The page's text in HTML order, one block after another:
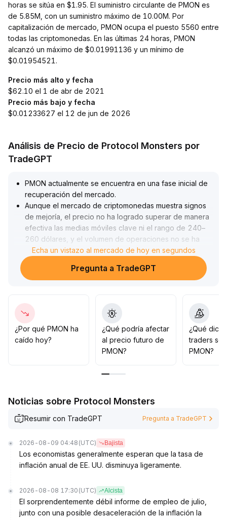
horas se sitúa en $1.95. El suministro circulante de PMON es
de 5.85M, con un suministro máximo de 10.00M. Por
capitalización de mercado, PMON ocupa el puesto 5560 entre
todas las criptomonedas. En las últimas 24 horas, PMON
alcanzó un máximo de $0.01991136 y un mínimo de
$0.01954521.
Precio más alto y fecha
$62.10 el 1 de abr de 2021
Precio más bajo y fecha
$0.01233627 el 12 de jun de 2026
Análisis de Precio de Protocol Monsters por
TradeGPT
PMON actualmente se encuentra en una fase inicial de
recuperación del mercado.
Aunque el mercado de criptomonedas muestra signos
de mejoría, el precio no ha logrado superar de manera
efectiva las medias móviles clave ni el rango de 240–
260 dólares, y el volumen de operaciones no se ha
incrementado.
El riesgo de perseguir precios altos en el corto plazo
es considerable .
en contratos centrales, con poca profundidad de
negociación a corto plazo y precios susceptibles a
grandes órdenes
Sin embargo, si mejoran los fundamentos y se
desarrollan nuevos avances en el ecosistema, existe
establezca por encima de los 260 dólares junto con un
aumento en el volumen antes de posicionarse.
el progreso de los fundamentos del proyecto, buscar
oportunidades de compra en caídas y evitar los riesgos
de volatilidad extrema en el corto plazo.
Echa un vistazo al mercado de hoy en segundos
Pregunta a TradeGPT
¿Por qué PMON ha
caído hoy?
¿Qué podría afectar
al precio futuro de
PMON?
¿Qué
traders
PMON?
Noticias sobre Protocol Monsters
Resumir con TradeGPT Pregunta a TradeGPT
2026-08-09 04:48 (UTC) Bajista
Los economistas generalmente esperan que la tasa de
inflación anual de EE. UU. disminuya ligeramente.
2026-08-08 17:30 (UTC) Alcista
El sorprendentemente débil informe de empleo de julio,
junto con una posible desaceleración de la inflación la